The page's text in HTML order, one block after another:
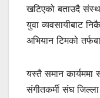
खटिएको बताउदै
युवा व्यवसायीबाट
अभियान टिमको
यस्तै समान कार्यममा
संगीतकर्मी संघ